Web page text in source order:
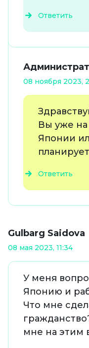
Ответить
08 ноября 2023,
Вы уже
Японии
Ответить
Gulbarg Saidova
08 мая 2023, 11:34
У меня
Японию и
Что мне
мне на этим